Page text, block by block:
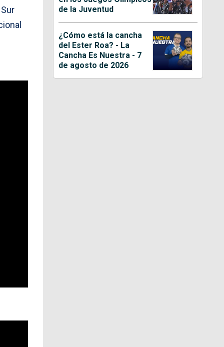
de la Juventud
¿Cómo está la cancha
del Ester Roa? - La
Cancha Es Nuestra - 7
de agosto de 2026